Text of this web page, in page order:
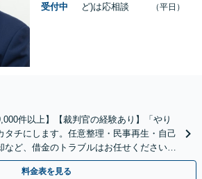
受付中
ど)は応相談
（平日）
件以上】【裁判官の経験あり】「やり
タチにします。任意整理・民事再生・自己
など、借金のトラブルはお任せください。
応可能】
料金表を見る